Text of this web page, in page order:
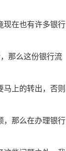
在也有许多银行
那么这份银行流
上的转出，否则
那么在办理银行